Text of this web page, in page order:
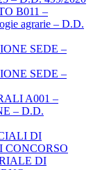
B011 –
agrarie – D.D.
SEDE –
SEDE –
A001 –
– D.D.
DI
CONCORSO
DI